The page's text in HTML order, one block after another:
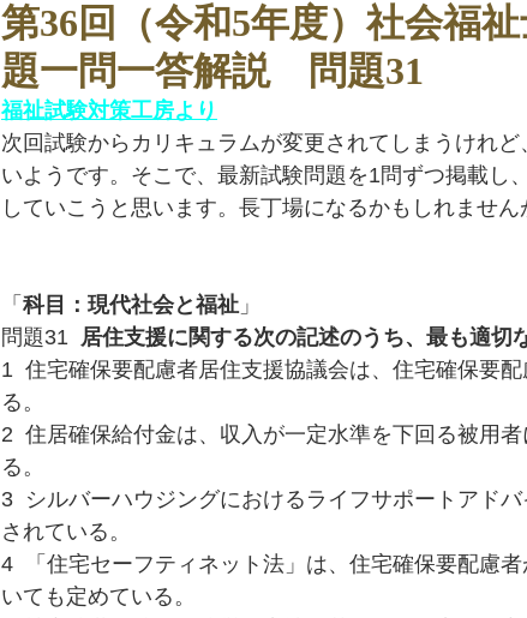
第36回（令和5年度）社会福
題一問一答解説 問題31
福祉試験対策工房より
次回試験からカリキュラムが変更されてしまうけれ
いようです。そこで、最新試験問題を1問ずつ掲載し
していこうと思います。長丁場になるかもしれません
「 科目：現代社会と福祉」
問題31 居住支援に関する次の記述のうち、最も適切
1  住宅確保要配慮者居住支援協議会は、住宅確保要
る。
2  住居確保給付金は、収入が一定水準を下回る被用
る。
3  シルバーハウジングにおけるライフサポートアド
されている。
4  「住宅セーフティネット法」は、住宅確保要配慮
いても定めている。